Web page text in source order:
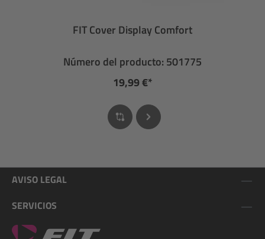
FIT Cover Display Comfort
Número del producto: 501775
19,99 €*
AVISO LEGAL
SERVICIOS